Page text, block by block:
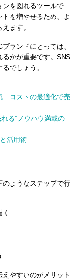
ンを図れるツールで
を増やせるため、よ
ます。
ランドにとっては、
るかが重要です。SNS
でしょう。
コストの最適化で売
る”ノウハウ満載の
活用術
のようなステップで行
やすいのがメリット